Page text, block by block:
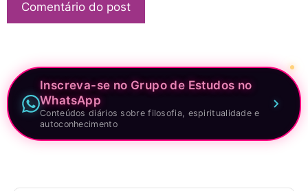
Inscreva-se no Grupo de Estudos no
WhatsApp
Conteúdos diários sobre filosofia, espiritualidade e
autoconhecimento